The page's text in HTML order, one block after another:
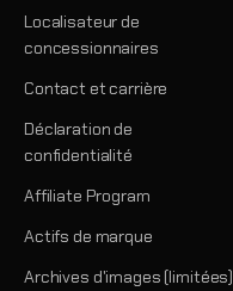
Localisateur de
concessionnaires
Contact et carrière
Déclaration de
confidentialité
Affiliate Program
Actifs de marque
Archives d'images (limitées)